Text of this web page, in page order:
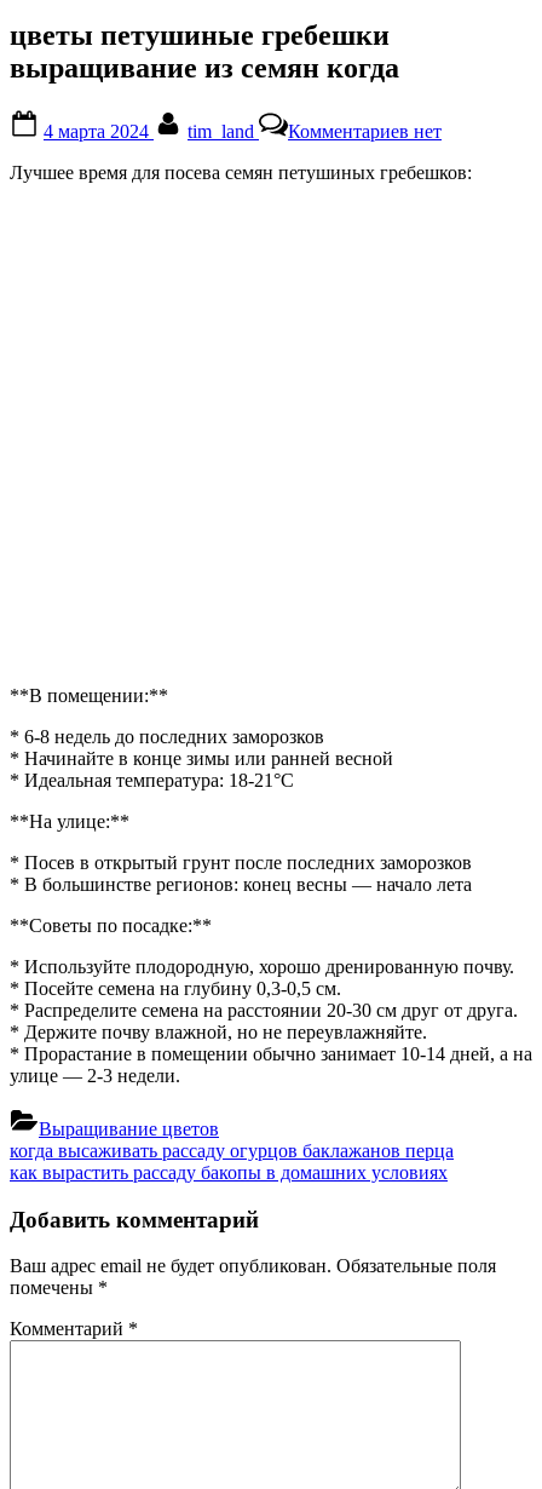
цветы петушиные гребешки
выращивание из семян когда
on
4 марта 2024 tim_land Комментариевзаписи
цветы
петушиные
нет
Лучшее время для посева семян петушиных гребешков:
**В помещении:**
* 6-8 недель до последних заморозков
* Начинайте в конце зимы или ранней весной
* Идеальная температура: 18-21°C
**На улице:**
* Посев в открытый грунт после последних заморозков
* В большинстве регионов: конец весны — начало лета
**Советы по посадке:**
* Используйте плодородную, хорошо дренированную почву.
* Посейте семена на глубину 0,3-0,5 см.
* Распределите семена на расстоянии 20-30 см друг от друга.
* Держите почву влажной, но не переувлажняйте.
* Прорастание в помещении обычно занимает 10-14 дней, а на
улице — 2-3 недели.
Выращивание цветов
Навигация
по
записям
Previous
Post:
когда высаживать рассаду огурцов баклажанов перца
Next
как вырастить рассаду бакопы в домашних условиях
Добавить комментарий
Ваш адрес email не будет опубликован. Обязательные поля
помечены *
Комментарий *